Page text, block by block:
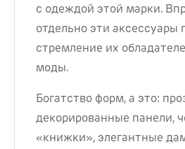
с одеждой этой марки.
отдельно эти аксессуары
стремление их
моды.
Богатство форм, а это:
декорированные панели,
«книжки», элегантные